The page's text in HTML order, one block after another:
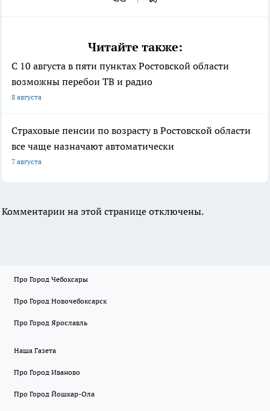
Читайте также:
С 10 августа в пяти пунктах Ростовской области
возможны перебои ТВ и радио
8 августа
Страховые пенсии по возрасту в Ростовской области
все чаще назначают автоматически
7 августа
Комментарии на этой странице отключены.
Про Город Чебоксары
Про Город Новочебоксарск
Про Город Ярославль
Наша Газета
Про Город Иваново
Про Город Йошкар-Ола